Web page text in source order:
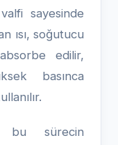
sayesinde
ısı, soğutucu
absorbe edilir,
basınca
sürecin